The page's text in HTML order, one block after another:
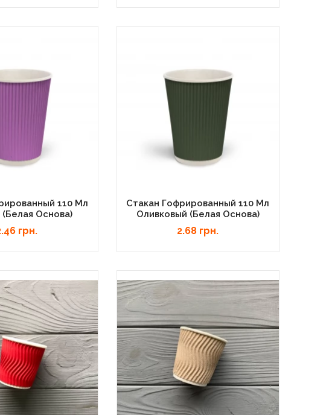
110 Мл
Основа)
грн.
Стакан Гофрированный 110 Мл
Оливковый (белая Основа)
2.68 грн.